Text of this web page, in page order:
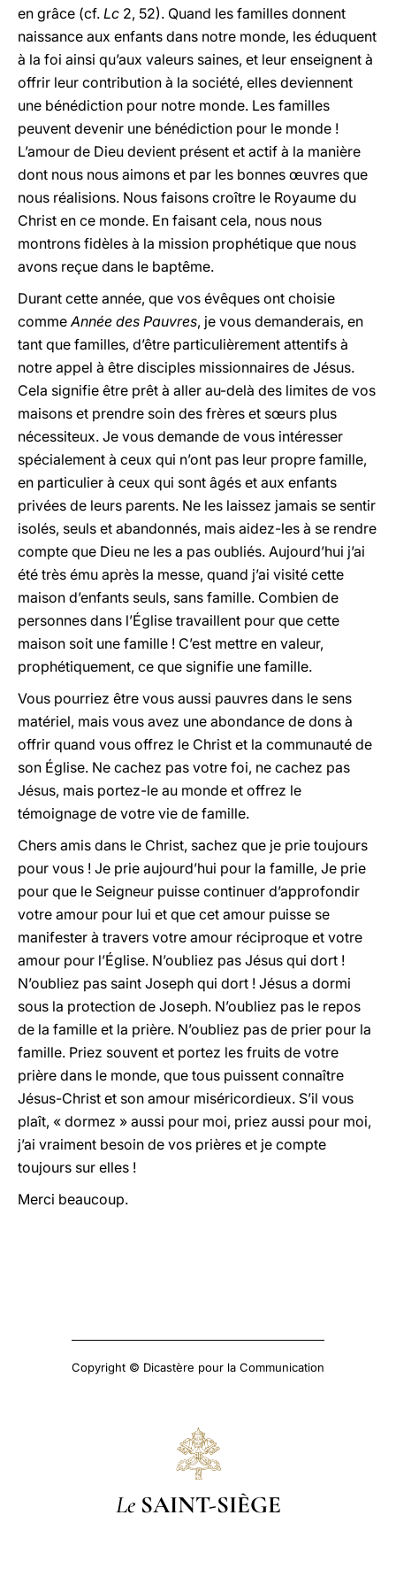
en grâce (cf. Lc 2, 52). Quand les familles donnent
naissance aux enfants dans notre monde, les éduquent
à la foi ainsi qu’aux valeurs saines, et leur enseignent à
offrir leur contribution à la société, elles deviennent
une bénédiction pour notre monde. Les familles
peuvent devenir une bénédiction pour le monde !
L’amour de Dieu devient présent et actif à la manière
dont nous nous aimons et par les bonnes œuvres que
nous réalisions. Nous faisons croître le Royaume du
Christ en ce monde. En faisant cela, nous nous
montrons fidèles à la mission prophétique que nous
avons reçue dans le baptême.
Durant cette année, que vos évêques ont choisie
commeAnnée des Pauvres, je vous demanderais, en
tant que familles, d’être particulièrement attentifs à
notre appel à être disciples missionnaires de Jésus.
Cela signifie être prêt à aller au-delà des limites de vos
maisons et prendre soin des frères et sœurs plus
nécessiteux. Je vous demande de vous intéresser
spécialement à ceux qui n’ont pas leur propre famille,
en particulier à ceux qui sont âgés et aux enfants
privées de leurs parents. Ne les laissez jamais se sentir
isolés, seuls et abandonnés, mais aidez-les à se rendre
compte que Dieu ne les a pas oubliés. Aujourd’hui j’ai
été très ému après la messe, quand j’ai visité cette
maison d’enfants seuls, sans famille. Combien de
personnes dans l’Église travaillent pour que cette
maison soit une famille ! C’est mettre en valeur,
prophétiquement, ce que signifie une famille.
Vous pourriez être vous aussi pauvres dans le sens
matériel, mais vous avez une abondance de dons à
offrir quand vous offrez le Christ et la communauté de
son Église. Ne cachez pas votre foi, ne cachez pas
Jésus, mais portez-le au monde et offrez le
témoignage de votre vie de famille.
Chers amis dans le Christ, sachez que je prie toujours
pour vous ! Je prie aujourd’hui pour la famille, Je prie
pour que le Seigneur puisse continuer d’approfondir
votre amour pour lui et que cet amour puisse se
manifester à travers votre amour réciproque et votre
amour pour l’Église. N’oubliez pas Jésus qui dort !
N’oubliez pas saint Joseph qui dort ! Jésus a dormi
sous la protection de Joseph. N’oubliez pas le repos
de la famille et la prière. N’oubliez pas de prier pour la
famille. Priez souvent et portez les fruits de votre
prière dans le monde, que tous puissent connaître
Jésus-Christ et son amour miséricordieux. S’il vous
plaît, « dormez » aussi pour moi, priez aussi pour moi,
j’ai vraiment besoin de vos prières et je compte
toujours sur elles !
Merci beaucoup.
Copyright © Dicastère pour la Communication
Le SAINT-SIÈGE